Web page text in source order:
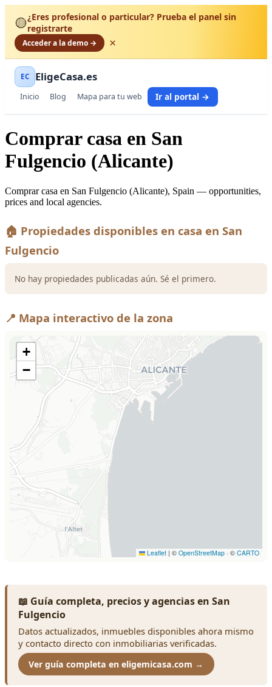
🟡¿Eres profesional o particular? Prueba el panel sin
registrarte
Acceder a la demo → ×
EC EligeCasa.es
Inicio Blog Mapa para tu web Ir al portal →
Comprar casa en San
Fulgencio (Alicante)
Comprar casa en San Fulgencio (Alicante), Spain — opportunities,
prices and local agencies.
🏠 Propiedades disponibles en casa en San
Fulgencio
No hay propiedades publicadas aún. Sé el primero.
📍 Mapa interactivo de la zona
📖 Guía completa, precios y agencias en San
Fulgencio
Datos actualizados, inmuebles disponibles ahora mismo
y contacto directo con inmobiliarias verificadas.
Ver guía completa en eligemicasa.com →